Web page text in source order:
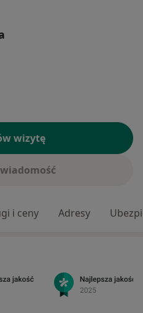
wizytę
i ceny Adresy